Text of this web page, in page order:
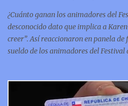
conmemorativa, sí, como lo lees,
la hi...
¿Cuánto ganan los animadores del
desconocido dato que implica a
creer”. Así reaccionaron en panela
sueldo de los animadores del Festival
debería ser acorde. ¿Cuánto ganará
acompañante? Según se conoce